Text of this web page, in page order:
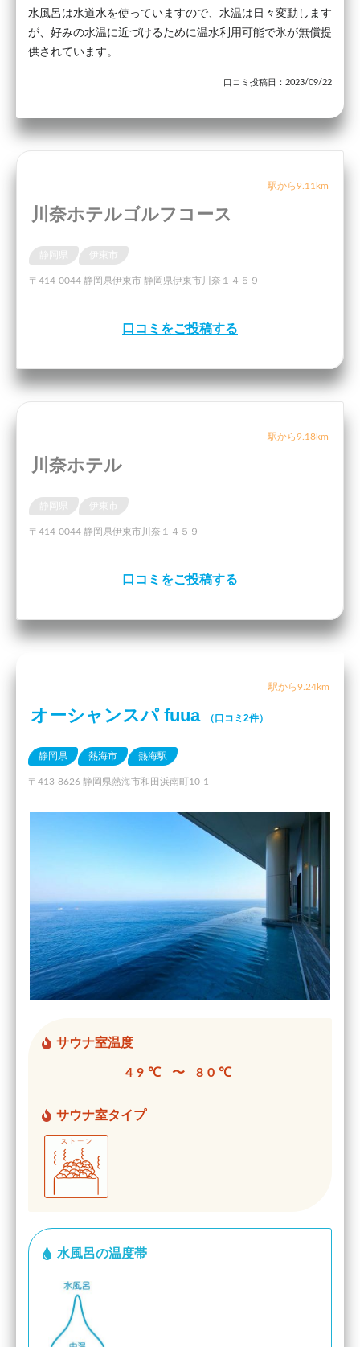
水風呂は水道水を使っていますので、水温は日々変動します
が、好みの水温に近づけるために温水利用可能で氷が無償提
供されています。
口コミ投稿日：2023/09/22
駅から9.11km
川奈ホテルゴルフコース
〒414-0044 静岡県伊東市 静岡県伊東市川奈１４５９
口コミをご投稿する
駅から9.18km
川奈ホテル
〒414-0044 静岡県伊東市川奈１４５９
口コミをご投稿する
駅から9.24km
オーシャンスパ fuua （口コミ2件）
静岡県 熱海市 熱海駅
〒413-8626 静岡県熱海市和田浜南町10-1
サウナ室温度
49℃ 〜 80℃
サウナ室タイプ
水風呂の温度帯